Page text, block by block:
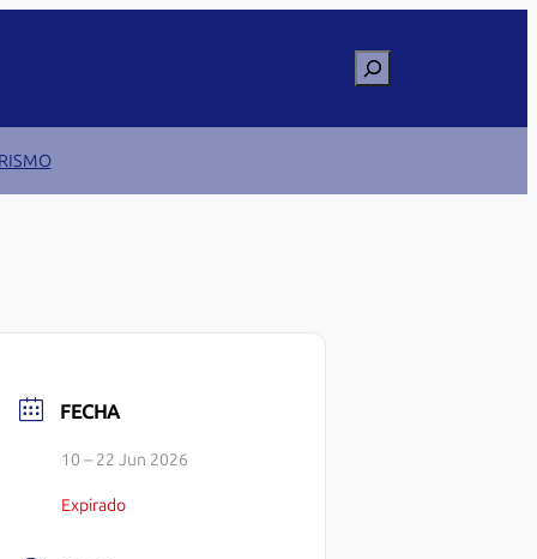
Buscar
FECHA
10 – 22 Jun 2026
Expirado